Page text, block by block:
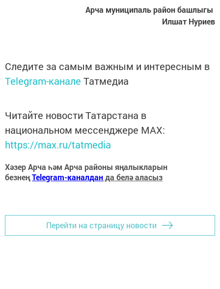
Арча муниципаль район башлыгы
Илшат Нуриев
Следите за самым важным и интересным в
Telegram-канале Татмедиа
Читайте новости Татарстана в
национальном мессенджере MАХ:
https://max.ru/tatmedia
Хәзер Арча һәм Арча районы яңалыкларын
безнеңTelegram-каналданда белә аласыз
Перейти на страницу новости